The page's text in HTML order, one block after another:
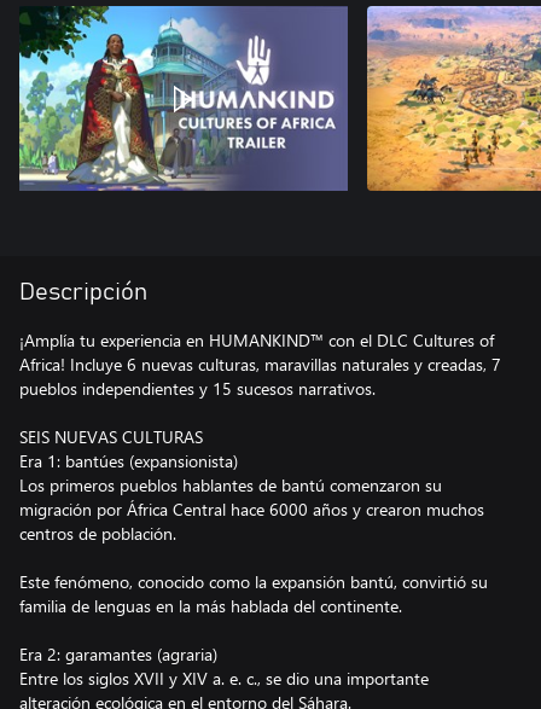
Descripción
¡Amplía tu experiencia en HUMANKIND™ con el DLC Cultures of
Africa! Incluye 6 nuevas culturas, maravillas naturales y creadas, 7
pueblos independientes y 15 sucesos narrativos.
SEIS NUEVAS CULTURAS
Era 1: bantúes (expansionista)
Los primeros pueblos hablantes de bantú comenzaron su
migración por África Central hace 6000 años y crearon muchos
centros de población.
Este fenómeno, conocido como la expansión bantú, convirtió su
familia de lenguas en la más hablada del continente.
Era 2: garamantes (agraria)
Entre los siglos XVII y XIV a. e. c., se dio una importante
alteración ecológica en el entorno del Sáhara.